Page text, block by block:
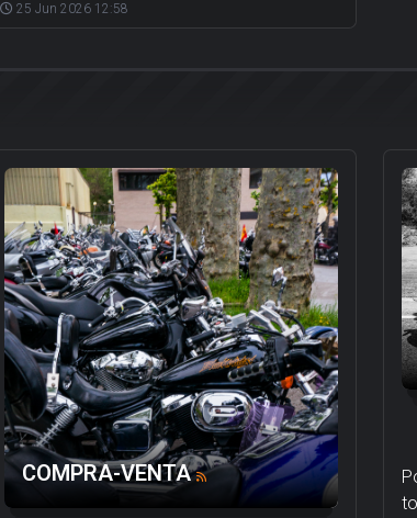
25 Jun 2026 12:58
COMPRA-VENTA